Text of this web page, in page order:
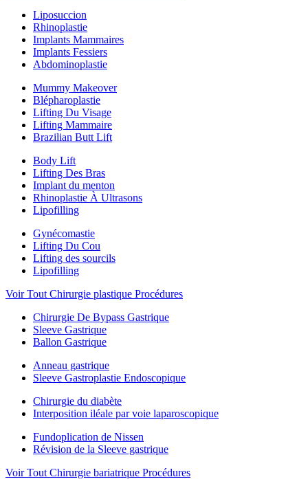
Liposuccion
Rhinoplastie
Implants Mammaires
Implants Fessiers
Abdominoplastie
Mummy Makeover
Blépharoplastie
Lifting Du Visage
Lifting Mammaire
Brazilian Butt Lift
Body Lift
Lifting Des Bras
Implant du menton
Rhinoplastie À Ultrasons
Lipofilling
Gynécomastie
Lifting Du Cou
Lifting des sourcils
Lipofilling
Voir Tout Chirurgie plastique Procédures
Chirurgie De Bypass Gastrique
Sleeve Gastrique
Ballon Gastrique
Anneau gastrique
Sleeve Gastroplastie Endoscopique
Chirurgie du diabète
Interposition iléale par voie laparoscopique
Fundoplication de Nissen
Révision de la Sleeve gastrique
Voir Tout Chirurgie bariatrique Procédures